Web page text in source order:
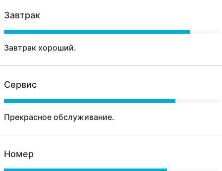
Завтрак
Завтрак хороший.
Сервис
Прекрасное обслуживание.
Номер